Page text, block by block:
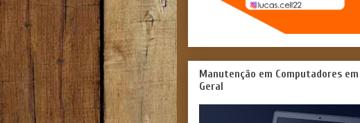
Manutenção em Computadores em
Geral